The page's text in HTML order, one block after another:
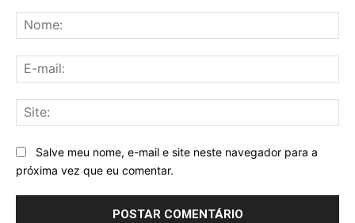
Salve meu nome, e-mail e site neste navegador para a
próxima vez que eu comentar.